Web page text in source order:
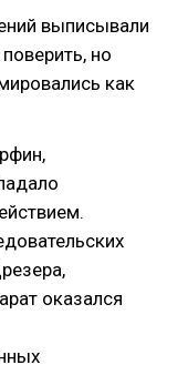
выписывали
но
как
оказался